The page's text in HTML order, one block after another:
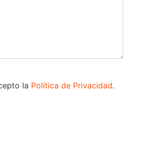
la Política de Privacidad.